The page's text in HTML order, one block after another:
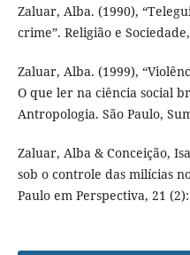
Zaluar, Alba. (1990),
crime”. Religião e
Zaluar, Alba. (1999),
O que ler na ciência social
Antropologia. São Paulo,
Zaluar, Alba & Conceição,
sob o controle das milícias
Paulo em Perspectiva, 21